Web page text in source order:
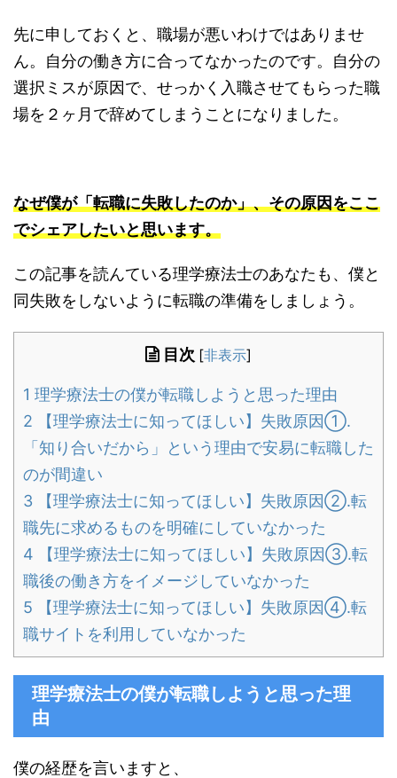
先に申しておくと、職場が悪いわけではありませ
ん。自分の働き方に合ってなかったのです。自分の
選択ミスが原因で、せっかく入職させてもらった職
場を２ヶ月で辞めてしまうことになりました。
なぜ僕が「転職に失敗したのか」、その原因をここ
でシェアしたいと思います。
この記事を読んている理学療法士のあなたも、僕と
同失敗をしないように転職の準備をしましょう。
目次 [非表示]
1 理学療法士の僕が転職しようと思った理由
2 【理学療法士に知ってほしい】失敗原因①.
「知り合いだから」という理由で安易に転職した
のが間違い
3 【理学療法士に知ってほしい】失敗原因②.転
職先に求めるものを明確にしていなかった
4 【理学療法士に知ってほしい】失敗原因③.転
職後の働き方をイメージしていなかった
5 【理学療法士に知ってほしい】失敗原因④.転
職サイトを利用していなかった
理学療法士の僕が転職しようと思った理
由
僕の経歴を言いますと、